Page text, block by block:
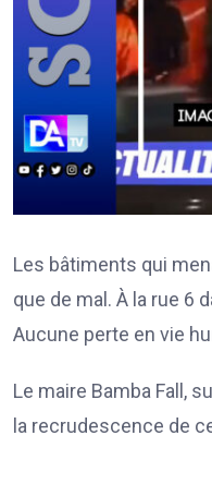
Les bâtiments qui
que de mal. À la rue 6
Aucune perte en vie
Le maire Bamba Fall,
la recrudescence de